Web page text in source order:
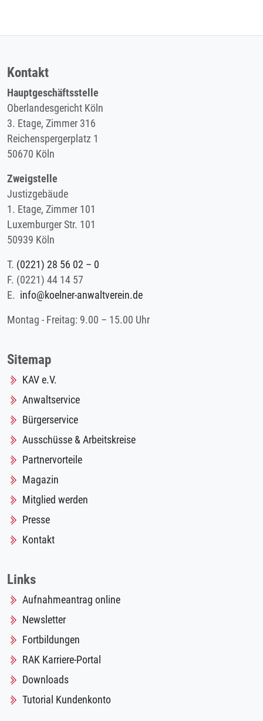
Kontakt
Hauptgeschäftsstelle
Oberlandesgericht Köln
3. Etage, Zimmer 316
Reichenspergerplatz 1
50670 Köln
Zweigstelle
Justizgebäude
1. Etage, Zimmer 101
Luxemburger Str. 101
50939 Köln
T. (0221) 28 56 02 – 0
F. (0221) 44 14 57
E. info@koelner-anwaltverein.de
Montag - Freitag: 9.00 – 15.00 Uhr
Sitemap
KAV e.V.
Anwaltservice
Bürgerservice
Ausschüsse & Arbeitskreise
Partnervorteile
Magazin
Mitglied werden
Presse
Kontakt
Links
Aufnahmeantrag online
Newsletter
Fortbildungen
RAK Karriere-Portal
Downloads
Tutorial Kundenkonto